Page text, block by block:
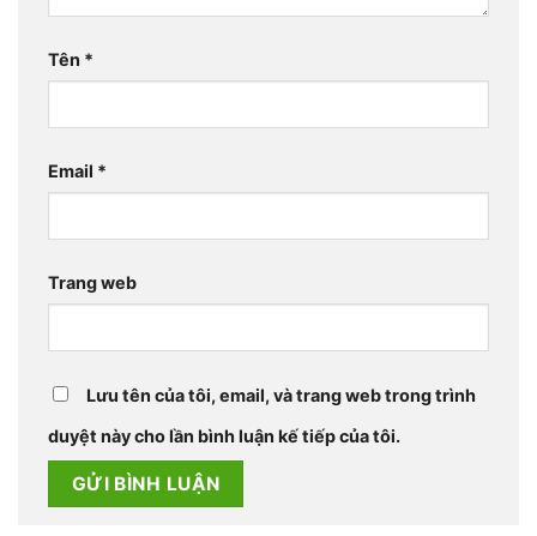
Tên *
Email *
Trang web
Lưu tên của tôi, email, và trang web trong trình
duyệt này cho lần bình luận kế tiếp của tôi.